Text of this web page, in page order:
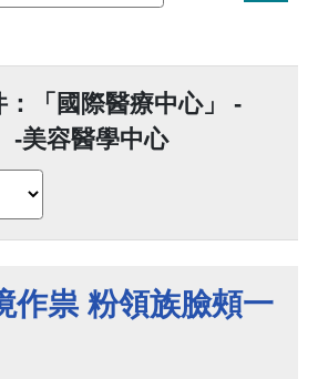
：「國際醫療中心」 -
-美容醫學中心
作祟 粉領族臉頰一